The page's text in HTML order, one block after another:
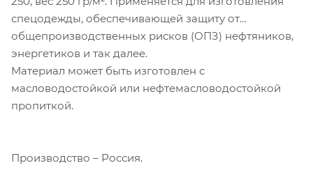
спецодежды, обеспечивающей защиту от
общепроизводственных рисков (ОПЗ) нефтяников,
энергетиков и так далее.
Материал может быть изготовлен с
масловодостойкой или нефтемасловодостойкой
пропиткой.
Производство – Россия.